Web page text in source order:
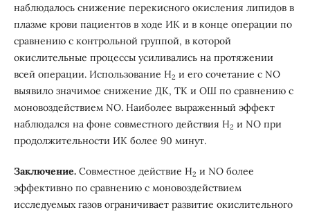
наблюдалось снижение перекисного окисления липидов в
плазме крови пациентов в ходе ИК и в конце операции по
сравнению с контрольной группой, в которой
окислительные процессы усиливались на протяжении
всей операции. Использование Н2 и его сочетание с NO
выявило значимое снижение ДК, ТК и ОШ по сравнению с
моновоздействием NO. Наиболее выраженный эффект
наблюдался на фоне совместного действия Н2 и NO при
продолжительности ИК более 90 минут.
Заключение.Совместное действие Н2 и NO более
эффективно по сравнению с моновоздействием
исследуемых газов ограничивает развитие окислительного